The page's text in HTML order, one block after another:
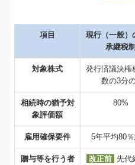
項目
現行（一般）
承継税制
対象株式
発行済議決権
数の3分
相続時の猶予対
象評価額
80%
雇用確保要件 5年平均80
贈与等を行う者 改正前 先代